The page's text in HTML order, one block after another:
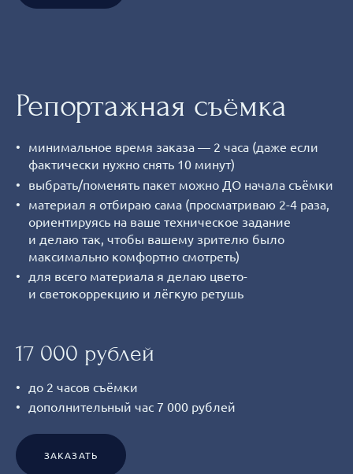
Репортажная съёмка
минимальное время заказа — 2 часа (даже если
фактически нужно снять 10 минут)
выбрать/поменять пакет можно ДО начала съёмки
материал я отбираю сама (просматриваю 2-4 раза,
ориентируясь на ваше техническое задание
и делаю так, чтобы вашему зрителю было
максимально комфортно смотреть)
для всего материала я делаю цвето-
и светокоррекцию и лёгкую ретушь
17 000 рублей
до 2 часов съёмки
дополнительный час 7 000 рублей
ЗАКАЗАТЬ